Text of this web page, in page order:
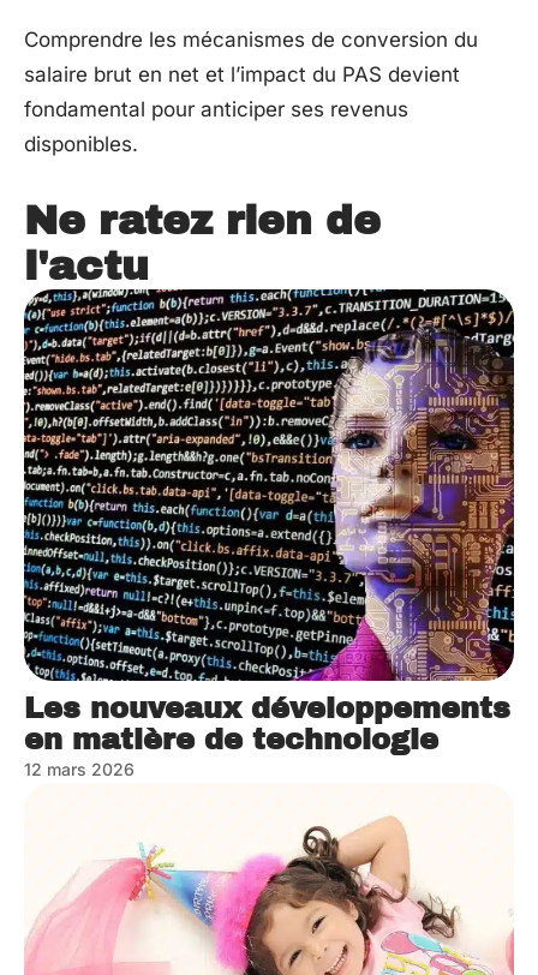
Comprendre les mécanismes de conversion du
salaire brut en net et l’impact du PAS devient
fondamental pour anticiper ses revenus
disponibles.
Ne ratez rien de
l'actu
Les nouveaux développements
en matière de technologie
12 mars 2026